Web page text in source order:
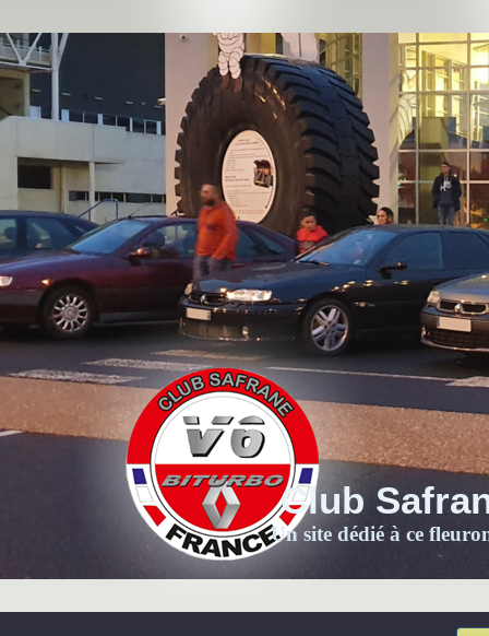
Club
Un site dédié à ce